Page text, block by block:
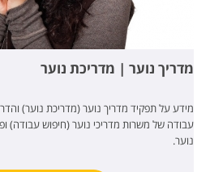
מדריך נוער | מדריכת נוער
מידע על תפקיד מדריך נוער (מדריכת נוער)
עבודה של משרות מדריכי נוער (חיפוש עבודה)
נוער.